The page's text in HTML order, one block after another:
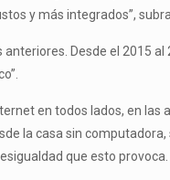
y más integrados”,
Desde el 2015
en todos lados, en las
la casa sin
que esto